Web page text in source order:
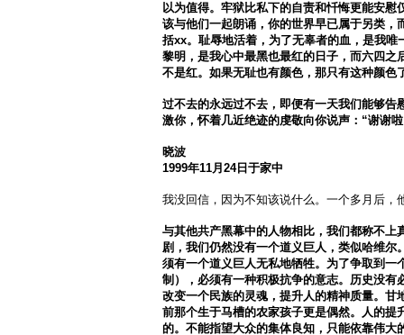
以为值得。牢狱比私下的自责和忏悔更能安慰
该与他们一起朗诵，你的世界早已属于另类，
括xx。耻辱地活着，为了无辜者的血，是我唯
黎明，是我心中最黑也最红的日子，而六四之
不是红。如果无耻也有颜色，那只有这种颜色
过不去的永远过不去，即便有一天我们能够告
激你，怀着几近绝迹的虔敬向你说声： “谢谢
晓波
1999年11月24日于家中
我没回信，因为不知该说什么。一个多月后，
与其他共产黑幕中的人物相比，我们都称不上
剧，我们仍然没有一个道义巨人，类似哈维尔
须有一个道义巨人无私地牺牲。为了争取到一
制），必须有一种积极抗争的意志。历史没有
改变一个民族的灵魂，提升人的精神质量。甘
前那个生于马槽的农家孩子更是偶然。人的提
的。不能指望大众的集体良知，只能依靠伟大